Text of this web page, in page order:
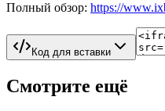
Полный обзор: https://
Код для вставки
Смотрите ещё